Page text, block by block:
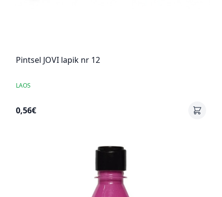
Pintsel JOVI lapik nr 12
LAOS
0,56€